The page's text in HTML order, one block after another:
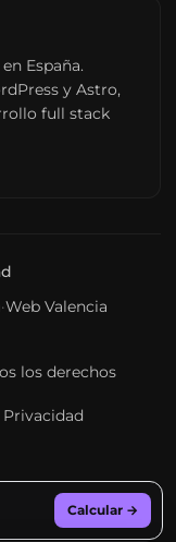
Calcular →
España.
y Astro,
full stack
·Web Valencia
los derechos